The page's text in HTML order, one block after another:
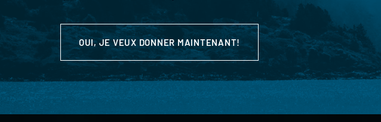
OUI, JE VEUX DONNER MAINTENANT!